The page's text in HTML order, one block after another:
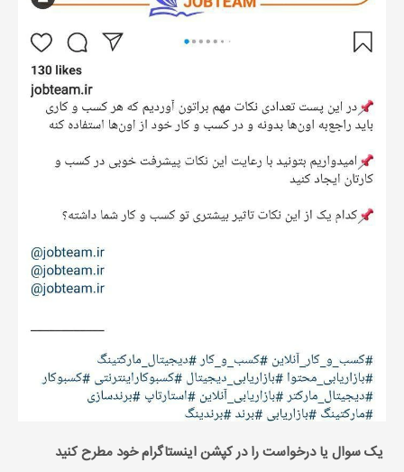
یک سوال یا درخواست را در کپشن اینستاگرام خود مطرح کنید